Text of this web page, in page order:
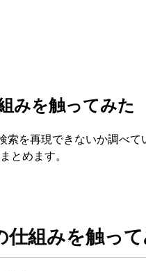
みを触ってみた
を再現できないか調べ
とめます。
組みを触っ